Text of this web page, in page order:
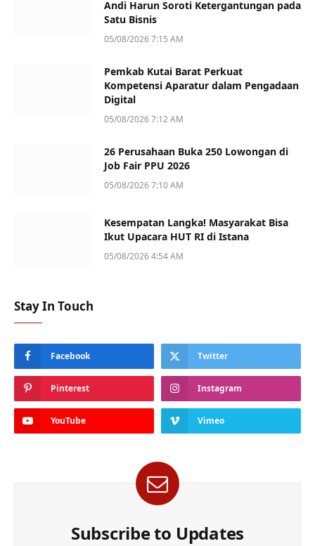
Andi Harun Soroti Ketergantungan pada
Satu Bisnis
05/08/2026 7:15 AM
Pemkab Kutai Barat Perkuat
Kompetensi Aparatur dalam Pengadaan
Digital
05/08/2026 7:12 AM
26 Perusahaan Buka 250 Lowongan di
Job Fair PPU 2026
05/08/2026 7:10 AM
Kesempatan Langka! Masyarakat Bisa
Ikut Upacara HUT RI di Istana
05/08/2026 4:54 AM
Stay In Touch
Facebook Twitter
Pinterest Instagram
YouTube Vimeo
Subscribe to Updates